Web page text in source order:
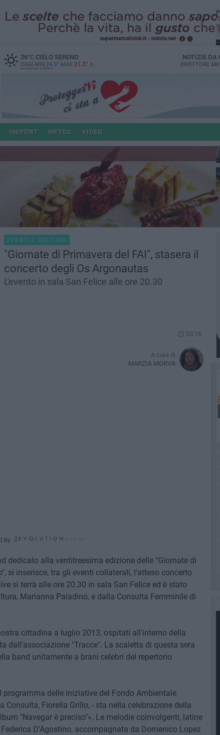
26°CCIELO SERENO
OGGI MIN 24.5° MAX 31.5° A
GIOVINAZZO
NOTIZIE DA
DIRETTORE
IREPORT METEO VIDEO
EVENTI E CULTURA
"Giornate di Primavera del FAI", stasera il
concerto degli Os Argonautas
L'evento in sala San Felice alle ore 20.30
03.18
A cura di
MARZIA MORVA
by
dedicato alla ventitreesima edizione delle "Giornate di
si inserisce, tra gli eventi collaterali, l'atteso concerto
si terrà alle ore 20.30 in sala San Felice ed è stato
Marianna Paladino, e dalla Consulta Femminile di
cittadina a luglio 2013, ospitati all'interno della
dall'associazione "Tracce". La scaletta di questa sera
band unitamente a brani celebri del repertorio
delle iniziative del Fondo Ambientale
Consulta, Fiorella Grillo, - sta nella celebrazione della
"Navegar è preciso"». Le melodie coinvolgenti, latine
D'Agostino, accompagnata da Domenico Lopez